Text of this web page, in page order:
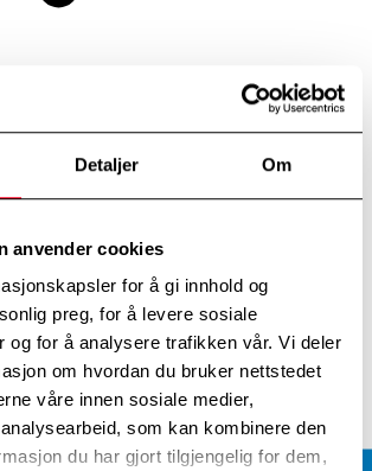
Detaljer Om
anvender cookies
for å gi innhold og
preg, for å levere sosiale
og for å analysere trafikken vår. Vi deler
om hvordan du bruker nettstedet
våre innen sosiale medier,
som kan kombinere den
du har gjort tilgjengelig for dem,
expand_more
våre ReElectric-biler solgt, men
nye inn. Ta gjerne kontakt med
så hjelper vi deg med å finne ut
snart er tilgjengelig.